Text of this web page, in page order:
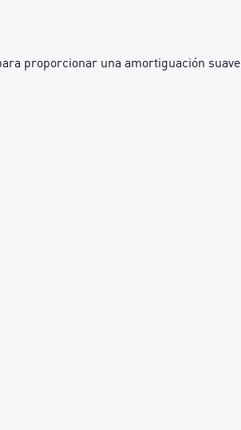
proporcionar una amortiguación suave